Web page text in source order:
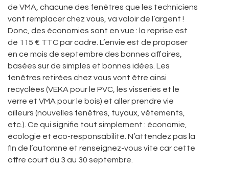
de VMA, chacune des fenêtres que les techniciens
vont remplacer chez vous, va valoir de l’argent !
Donc, des économies sont en vue : la reprise est
de 115 € TTC par cadre. L’envie est de proposer
en ce mois de septembre des bonnes affaires,
basées sur de simples et bonnes idées. Les
fenêtres retirées chez vous vont être ainsi
recyclées (VEKA pour le PVC, les visseries et le
verre et VMA pour le bois) et aller prendre vie
ailleurs (nouvelles fenêtres, tuyaux, vêtements,
etc.). Ce qui signifie tout simplement : économie,
écologie et eco-responsabilité. N’attendez pas la
fin de l’automne et renseignez-vous vite car cette
offre court du 3 au 30 septembre.